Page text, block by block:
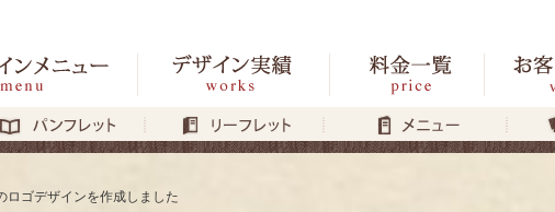
ロゴデザインを作成しました